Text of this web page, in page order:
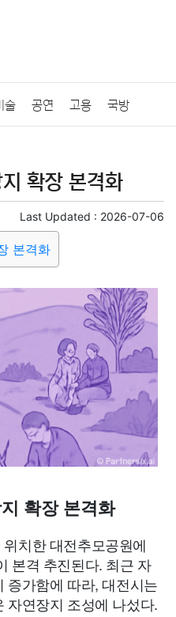
술 공연 고용 국방
식 암호화폐 블록체인
미용 증권
맛집 컴퓨터 기술
의료 의학 경제 마케팅
생활 기타
확장 본격화
Last Updated : 2026-07-06
본격화
확장 본격화
치한 대전추모공원에
본격 추진된다. 최근 자
증가함에 따라, 대전시는
자연장지 조성에 나섰다.